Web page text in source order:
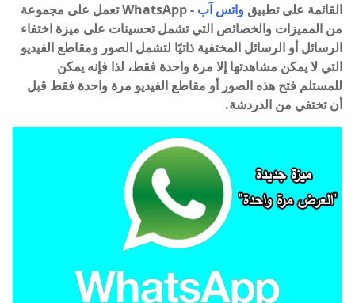
القائمة على تطبيق واتس آب
- WhatsApp تعمل على مجموعة
من المميزات والخصائص التي تشمل تحسينات على ميزة اختفاء
الرسائل أو الرسائل المختفية ذاتيًا لتشمل الصور ومقاطع الفيديو
التي لا يمكن مشاهدتها إلا مرة واحدة فقط، لذا فإنه يمكن
للمستلم فتح هذه الصور أو مقاطع الفيديو مرة واحدة فقط قبل
أن تختفي من الدردشة.